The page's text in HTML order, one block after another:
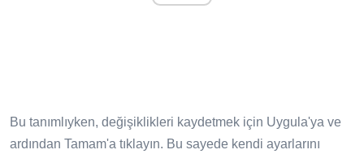
Bu tanımlıyken, değişiklikleri kaydetmek için Uygula'ya ve
ardından Tamam'a tıklayın. Bu sayede kendi ayarlarını